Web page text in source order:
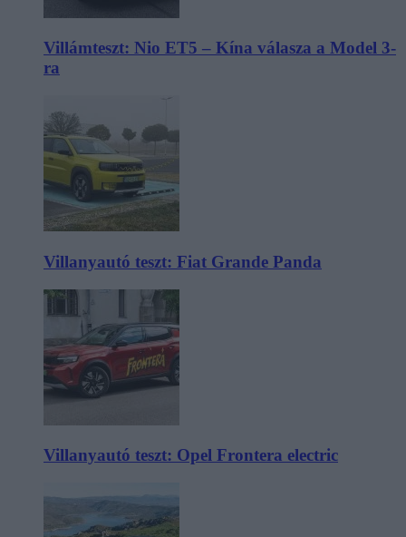
Villámteszt: Nio ET5 – Kína válasza a Model 3-
ra
Villanyautó teszt: Fiat Grande Panda
Villanyautó teszt: Opel Frontera electric